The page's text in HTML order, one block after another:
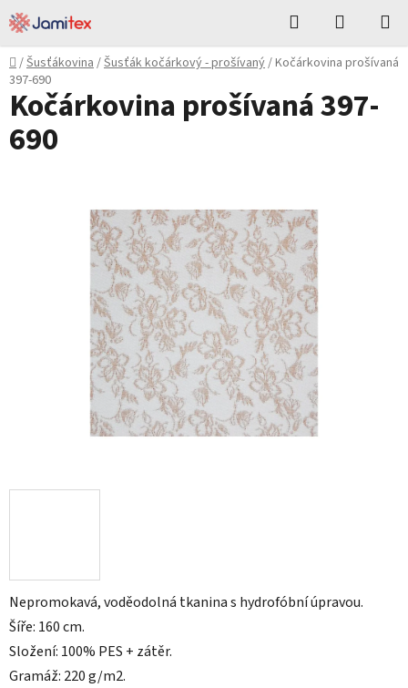
Přejít
na
obsah
Hledat
KOŠÍK
Domů
/Šusťákovina/Šusťák kočárkový - prošívaný/Kočárkovina prošívaná
397-690
Nepromokavá, voděodolná tkanina s hydrofóbní úpravou.
Šíře: 160 cm.
Složení: 100% PES + zátěr.
Gramáž: 220 g/m2.
Kočárkovina prošívaná 397-
690